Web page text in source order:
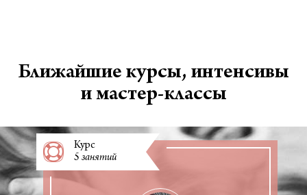
Ближайшие курсы, интенсивы
и мастер-классы
Курс
5 занятий